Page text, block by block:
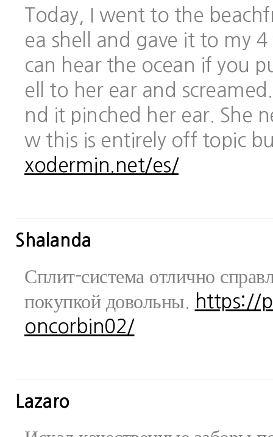
Today, I went to the
ea shell and gave it to my
can hear the ocean if you
ell to her ear and
nd it pinched her ear. She
w this is entirely off topic
xodermin.net/es/
Shalanda
Сплит-система отлично
покупкой довольны.
https://
oncorbin02/
Lazaro